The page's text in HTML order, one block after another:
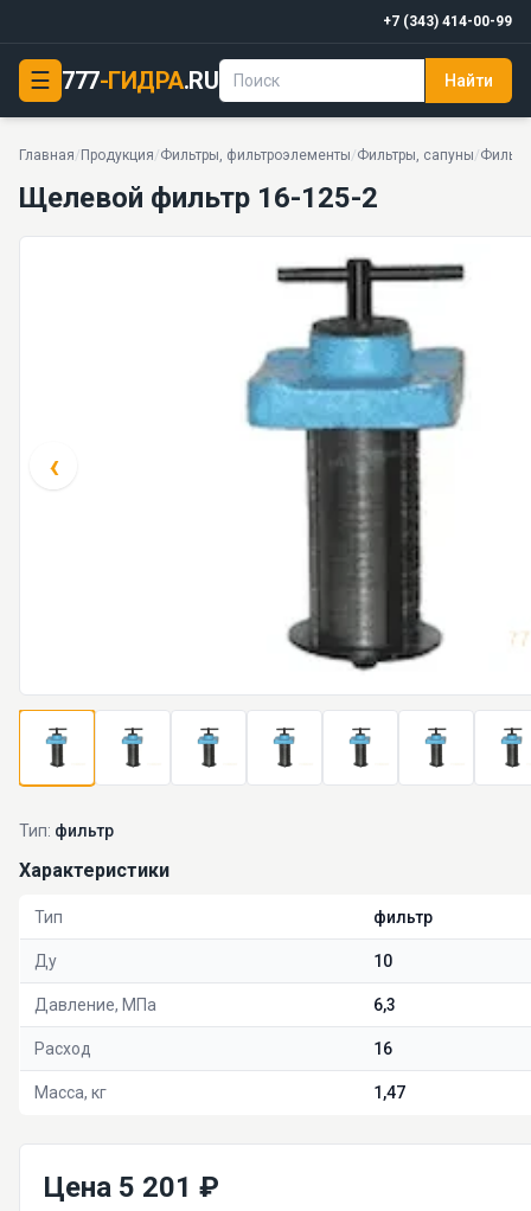
+7 (343) 414-00-99
☰ 777-ГИДРА.RU Найти
Главная/ Продукция/Фильтры, фильтроэлементы/Фильтры, сапуны/
Щелевой фильтр 16-125-2
Щелевой фильтр 16-125-2
‹
Тип: фильтр
Характеристики
Тип фильтр
Ду 10
Давление, МПа 6,3
Расход 16
Масса, кг 1,47
Цена 5 201 ₽